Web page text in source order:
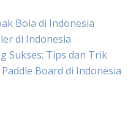
Bola di Indonesia
di Indonesia
Sukses: Tips dan Trik
Board di Indonesia